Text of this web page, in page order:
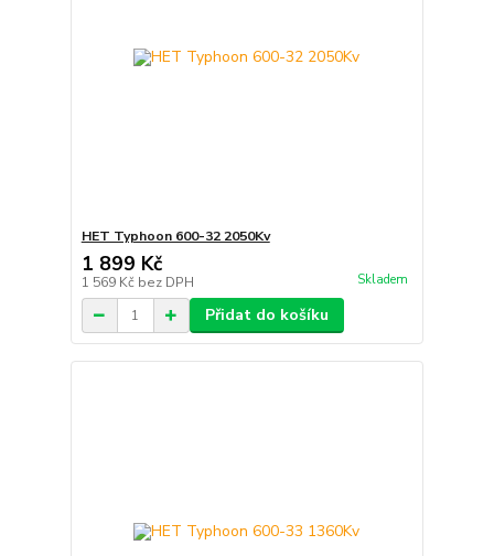
HET Typhoon 600-32 2050Kv
1 899 Kč
1 569 Kč bez DPH Skladem
Přidat do košíku